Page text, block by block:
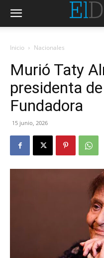
Inicio Nacionales
Murió Taty
presidenta
Fundadora
15 junio, 2026